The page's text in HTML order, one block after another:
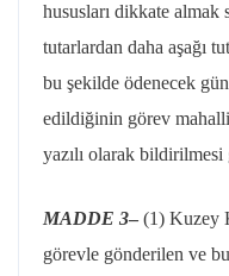
hususları dikkate
tutarlardan daha aşağı
bu şekilde ödenecek
edildiğinin görev
yazılı olarak bildirilmesi
MADDE 3– (1) Kuzey
görevle gönderilen ve